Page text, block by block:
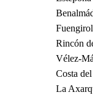
Rincón
Vélez-
Costa
La